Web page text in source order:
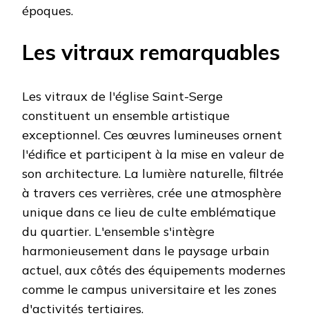
époques.
Les vitraux remarquables
Les vitraux de l'église Saint-Serge
constituent un ensemble artistique
exceptionnel. Ces œuvres lumineuses ornent
l'édifice et participent à la mise en valeur de
son architecture. La lumière naturelle, filtrée
à travers ces verrières, crée une atmosphère
unique dans ce lieu de culte emblématique
du quartier. L'ensemble s'intègre
harmonieusement dans le paysage urbain
actuel, aux côtés des équipements modernes
comme le campus universitaire et les zones
d'activités tertiaires.